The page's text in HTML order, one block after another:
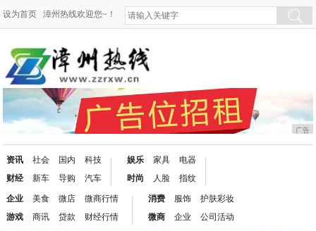
设为首页 漳州热线欢迎您~！
广告
资讯
财经
社会
新车
国内
导购
科技
汽车
娱乐
时尚
家具
人脸
电器
指纹
企业
游戏
美食
商讯
微店
贷款
微商行情
财经行情
消费
微商
服饰
企业
护肤彩妆
公司活动